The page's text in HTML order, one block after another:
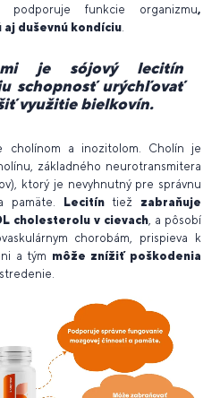
podporuje funkcie organizmu,
duševnú kondíciu.
je sójový lecitín
schopnosť urýchľovať
využitie bielkovín.
cholínom a inozitolom. Cholín je
základného neurotransmitera
ktorý je nevyhnutný pre správnu
pamäte.
Lecitíntiež zabraňuje
cholesterolu v cievach, a pôsobí
chorobám, prispieva k
a tým môže znížiť poškodenia